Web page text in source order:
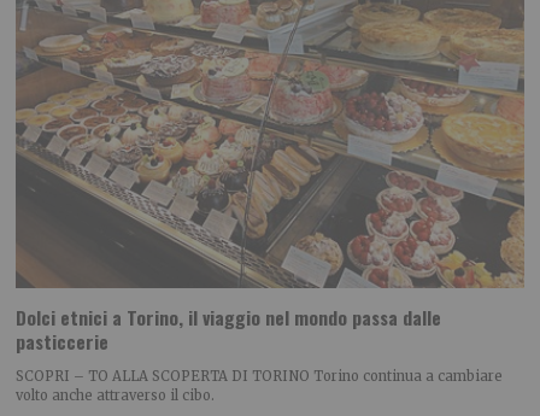
Dolci etnici a Torino, il viaggio nel mondo passa dalle
pasticcerie
SCOPRI – TO ALLA SCOPERTA DI TORINO Torino continua a cambiare
volto anche attraverso il cibo.